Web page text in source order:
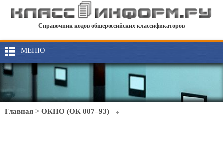
Справочник кодов общероссийских классификаторов
МЕНЮ
Главная > ОКПО (ОК 007–93)